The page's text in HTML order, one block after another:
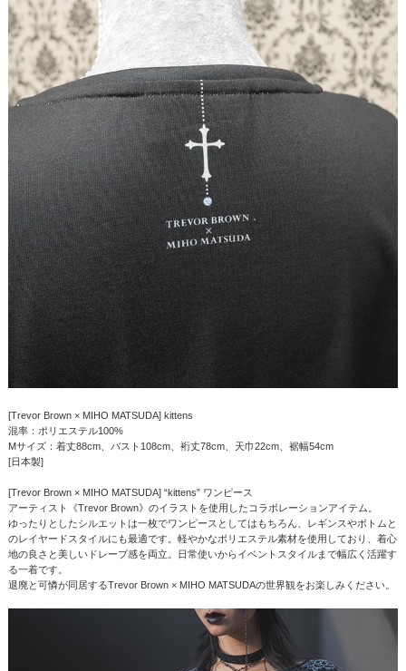
[Trevor Brown × MIHO MATSUDA] kittens
混率：ポリエステル100%
Mサイズ：着丈88cm、バスト108cm、裄丈78cm、天巾22cm、裾幅54cm
[日本製]
[Trevor Brown × MIHO MATSUDA] “kittens” ワンピース
アーティスト《Trevor Brown》のイラストを使用したコラボレーションアイテム。
ゆったりとしたシルエットは一枚でワンピースとしてはもちろん、レギンスやボトムと
のレイヤードスタイルにも最適です。軽やかなポリエステル素材を使用しており、着心
地の良さと美しいドレープ感を両立。日常使いからイベントスタイルまで幅広く活躍す
る一着です。
退廃と可憐が同居するTrevor Brown × MIHO MATSUDAの世界観をお楽しみください。